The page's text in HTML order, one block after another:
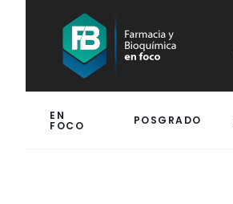
EN
FOCO POSGRADO